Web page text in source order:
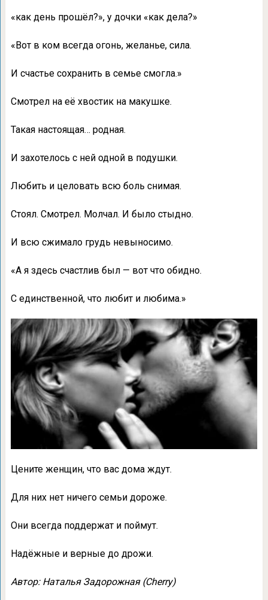
«как день прошёл?», у дочки «как дела?»
«Вот в ком всегда огонь, желанье, сила.
И счастье сохранить в семье смогла.»
Смотрел на её хвостик на макушке.
Такая настоящая… родная.
И захотелось с ней одной в подушки.
Любить и целовать всю боль снимая.
Стоял. Смотрел. Молчал. И было стыдно.
И всю сжимало грудь невыносимо.
«А я здесь счастлив был — вот что обидно.
С единственной, что любит и любима.»
Цените женщин, что вас дома ждут.
Для них нет ничего семьи дороже.
Они всегда поддержат и поймут.
Надёжные и верные до дрожи.
Автор: Наталья Задорожная (Cherry)